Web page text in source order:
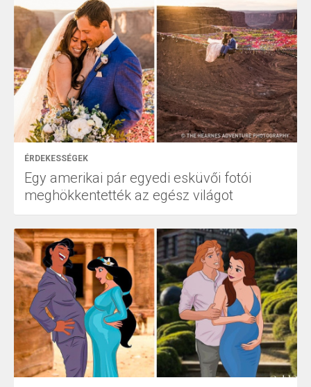
ÉRDEKESSÉGEK
Egy amerikai pár egyedi esküvői fotói
meghökkentették az egész világot